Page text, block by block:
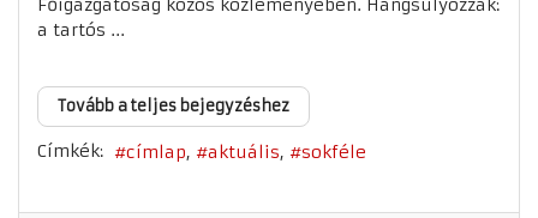
Főigazgatóság közös közleményében. Hangsúlyozzák:
a tartós ...
Tovább a teljes bejegyzéshez
Címkék: címlap aktuális sokféle